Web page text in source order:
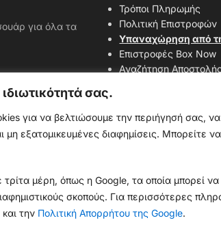
σας.
για να βελτιώσουμε την περιήγησή σας,
μη εξατομικευμένες διαφημίσεις. Μπορείτε
μέρη, όπως η Google, τα οποία μπορεί
σκοπούς. Για περισσότερες
την Πολιτική Απορρήτου της Google.
για όλα τα
Τρόποι Πληρωμής
Πολιτική Επιστροφών
Υπαναχώρηση από
Επιστροφές Box Now
Αναζήτηση Αποστολής